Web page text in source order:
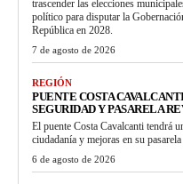
trascender las elecciones
político para disputar la
República en 2028.
7 de agosto de 2026
REGIÓN
PUENTE COSTA
SEGURIDAD Y PASARELA
El puente Costa Cavalcanti tendrá
ciudadanía y mejoras en su pasarela
6 de agosto de 2026